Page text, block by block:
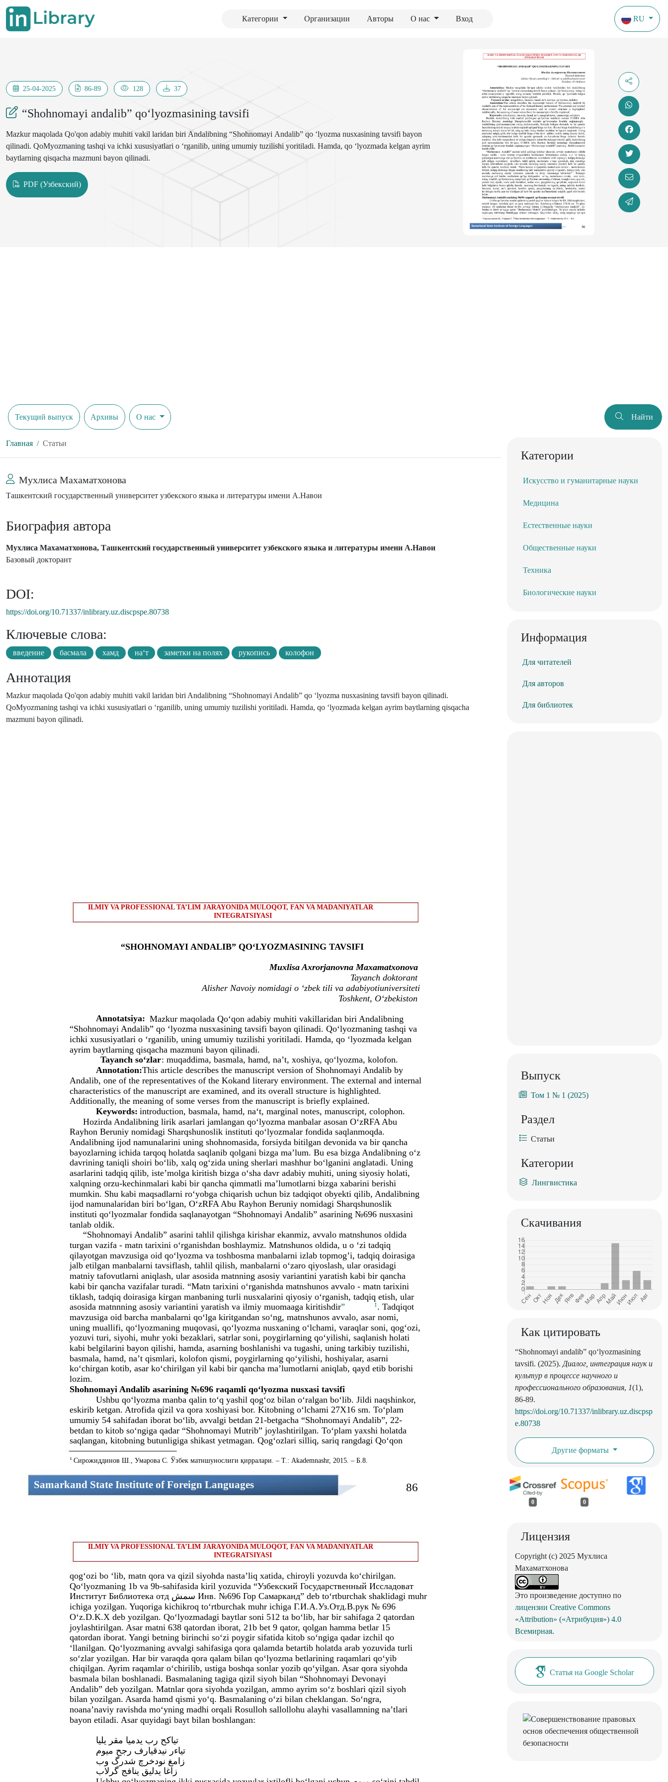
Категории Организации Авторы О нас Вход RU
25-04-2025 86-89 128 37
“Shohnomayi andalib” qo‘lyozmasining tavsifi
Mazkur maqolada Qo'qon adabiy muhiti vakil laridan biri Andalibning “Shohnomayi Andalib” qo ‘lyozma nusxasining tavsifi bayon
qilinadi. QoMyozmaning tashqi va ichki xususiyatlari о ‘rganilib, uning umumiy tuzilishi yoritiladi. Hamda, qo ‘lyozmada kelgan ayrim
baytlarning qisqacha mazmuni bayon qilinadi.
PDF (Узбекский)
Текущий выпуск Архивы О нас Найти
Главная Статьи
Мухлиса Махаматхонова
Ташкентский государственный университет узбекского языка и литературы имени А.Навои
Биография автора
Мухлиса Махаматхонова, Ташкентский государственный университет узбекского языка и литературы имени А.Навои
Базовый докторант
DOI:
https://doi.org/10.71337/inlibrary.uz.discpspe.80738
Ключевые слова:
введение басмала хамд на‘т заметки на полях рукопись колофон
Аннотация
Mazkur maqolada Qo'qon adabiy muhiti vakil laridan biri Andalibning “Shohnomayi Andalib” qo ‘lyozma nusxasining tavsifi bayon qilinadi.
QoMyozmaning tashqi va ichki xususiyatlari о ‘rganilib, uning umumiy tuzilishi yoritiladi. Hamda, qo ‘lyozmada kelgan ayrim baytlarning qisqacha
mazmuni bayon qilinadi.
ILMIY VA PROFESSIONAL TA’LIM JARAYONIDA MULOQOT, FAN VA MADANIYATLAR
INTEGRATSIYASI
86
Samarkand State Institute of Foreign Languages
“SHOHNOMAYI ANDALIB” QO‘LYOZMASINING TAVSIFI
Muxlisa Axrorjanovna Maxamatxonova
Tayanch doktorant
Alisher Navoiy nomidagi o ‘zbek tili va adabiyotiuniversiteti
Toshkent, O‘zbekiston
Annotatsiya: Mazkur maqolada Qo‘qon adabiy muhiti vakillaridan biri Andalibning
“Shohnomayi Andalib” qo ‘lyozma nusxasining tavsifi bayon qilinadi. Qo‘lyozmaning tashqi va
ichki xususiyatlari o ‘rganilib, uning umumiy tuzilishi yoritiladi. Hamda, qo ‘lyozmada kelgan
ayrim baytlarning qisqacha mazmuni bayon qilinadi.
Tayanch so‘zlar: muqaddima, basmala, hamd, na’t, xoshiya, qo‘lyozma, kolofon.
Annotation:This article describes the manuscript version of Shohnomayi Andalib by
Andalib, one of the representatives of the Kokand literary environment. The external and internal
characteristics of the manuscript are examined, and its overall structure is highlighted.
Additionally, the meaning of some verses from the manuscript is briefly explained.
Keywords: introduction, basmala, hamd, na‘t, marginal notes, manuscript, colophon.
Hozirda Andalibning lirik asarlari jamlangan qo‘lyozma manbalar asosan O‘zRFA Abu
Rayhon Beruniy nomidagi Sharqshunoslik instituti qo‘lyozmalar fondida saqlanmoqda.
Andalibning ijod namunalarini uning shohnomasida, forsiyda bitilgan devonida va bir qancha
bayozlarning ichida tarqoq holatda saqlanib qolgani bizga ma’lum. Bu esa bizga Andalibning o‘z
davrining taniqli shoiri bo‘lib, xalq og‘zida uning sherlari mashhur bo‘lganini anglatadi. Uning
asarlarini tadqiq qilib, iste’molga kiritish bizga o‘sha davr adabiy muhiti, uning siyosiy holati,
xalqning orzu-kechinmalari kabi bir qancha qimmatli ma’lumotlarni bizga xabarini berishi
mumkin. Shu kabi maqsadlarni ro‘yobga chiqarish uchun biz tadqiqot obyekti qilib, Andalibning
ijod namunalaridan biri bo‘lgan, O‘zRFA Abu Rayhon Beruniy nomidagi Sharqshunoslik
instituti qo‘lyozmalar fondida saqlanayotgan “Shohnomayi Andalib” asarining №696 nusxasini
tanlab oldik.
“Shohnomayi Andalib” asarini tahlil qilishga kirishar ekanmiz, avvalo matnshunos oldida
turgan vazifa - matn tarixini o‘rganishdan boshlaymiz. Matnshunos oldida, u o ‘zi tadqiq
qilayotgan mavzusiga oid qo‘lyozma va toshbosma manbalarni izlab topmog’i, tadqiq doirasiga
jalb etilgan manbalarni tavsiflash, tahlil qilish, manbalarni o‘zaro qiyoslash, ular orasidagi
matniy tafovutlarni aniqlash, ular asosida matnning asosiy variantini yaratish kabi bir qancha
kabi bir qancha vazifalar turadi. “Matn tarixini o‘rganishda matnshunos avvalo - matn tarixini
tiklash, tadqiq doirasiga kirgan manbaning turli nusxalarini qiyosiy o‘rganish, tadqiq etish, ular
asosida matnnning asosiy variantini yaratish va ilmiy muomaaga kiritishdir” 1. Tadqiqot
mavzusiga oid barcha manbalarni qo‘lga kiritgandan so‘ng, matnshunos avvalo, asar nomi,
uning muallifi, qo‘lyozmaning muqovasi, qo‘lyozma nusxaning o‘lchami, varaqlar soni, qog‘ozi,
yozuvi turi, siyohi, muhr yoki bezaklari, satrlar soni, poygirlarning qo‘yilishi, saqlanish holati
kabi belgilarini bayon qilishi, hamda, asarning boshlanishi va tugashi, uning tarkibiy tuzilishi,
basmala, hamd, na’t qismlari, kolofon qismi, poygirlarning qo‘yilishi, hoshiyalar, asarni
ko‘chirgan kotib, asar ko‘chirilgan yil kabi bir qancha ma’lumotlarni aniqlab, qayd etib borishi
lozim.
Shohnomayi Andalib asarining №696 raqamli qo‘lyozma nusxasi tavsifi
Ushbu qo‘lyozma manba qalin to‘q yashil qog‘oz bilan o‘ralgan bo‘lib. Jildi naqshinkor,
eskirib ketgan. Atrofida qizil va qora xoshiyasi bor. Kitobning o‘lchami 27Х16 sm. To‘plam
umumiy 54 sahifadan iborat bo‘lib, avvalgi betdan 21-betgacha “Shohnomayi Andalib”, 22-
betdan to kitob so‘ngiga qadar “Shohnomayi Mutrib” joylashtirilgan. To‘plam yaxshi holatda
saqlangan, kitobning butunligiga shikast yetmagan. Qog‘ozlari silliq, sariq rangdagi Qo‘qon
1 Сирожиддинов Ш., Умарова С. Ўзбек матншунослиги қирралари. – Т.: Akademnashr, 2015. – Б.8.
ILMIY VA PROFESSIONAL TA’LIM JARAYONIDA MULOQOT, FAN VA MADANIYATLAR
INTEGRATSIYASI
qog‘ozi bo ‘lib, matn qora va qizil siyohda nasta’liq xatida, chiroyli yozuvda ko‘chirilgan.
Qo‘lyozmaning 1b va 9b-sahifasida kiril yozuvida “Узбекский Государственный Иссладоват
Институт Библиотека отд سمش Инв. №696 Гор Самарканд” deb to‘rtburchak shaklidagi muhr
ichiga yozilgan. Yuqoriga kichikroq to‘rtburchak muhr ichiga Г.И.А.Уз.Отд.В.рук № 696
O‘z.D.K.X deb yozilgan. Qo‘lyozmadagi baytlar soni 512 ta bo‘lib, har bir sahifaga 2 qatordan
joylashtirilgan. Asar matni 638 qatordan iborat, 21b bet 9 qator, qolgan hamma betlar 15
qatordan iborat. Yangi betning birinchi so‘zi poygir sifatida kitob so‘ngiga qadar izchil qo
‘llanilgan. Qo‘lyozmaning avvalgi sahifasiga qora qalamda betartib holatda arab yozuvida turli
so‘zlar yozilgan. Har bir varaqda qora qalam bilan qo‘lyozma betlarining raqamlari qo‘yib
chiqilgan. Ayrim raqamlar o‘chirilib, ustiga boshqa sonlar yozib qo‘yilgan. Asar qora siyohda
basmala bilan boshlanadi. Basmalaning tagiga qizil siyoh bilan “Shohnomayi Devonayi
Andalib” deb yozilgan. Matnlar qora siyohda yozilgan, ammo ayrim so‘z boshlari qizil siyoh
bilan yozilgan. Asarda hamd qismi yo‘q. Basmalaning o‘zi bilan cheklangan. So‘ngra,
noana’naviy ravishda mo‘yning madhi orqali Rosulloh sallollohu alayhi vasallamning na’tlari
bayon etiladi. Asar quyidagi bayt bilan boshlangan:
تیاکح رب یدمیا مقر یلیا
تیاءر نیدقیارف رجح میوم
زامغ نودخرچ شدرگ وب
زاغا یدلیق ینافج گرلاب
Категории
Искусство и гуманитарные науки
Медицина
Естественные науки
Общественные науки
Техника
Биологические науки
Информация
Для читателей
Для авторов
Для библиотек
Выпуск
Том 1 № 1 (2025)
Раздел
Статьи
Категории
Лингвистика
Скачивания
Как цитировать
“Shohnomayi andalib” qo‘lyozmasining
tavsifi. (2025).Диалог, интеграция наук и
культур в процессе научного и
профессионального образования, 1(1),
86-89.
https://doi.org/10.71337/inlibrary.uz.discpsp
e.80738
Другие форматы
0 0
Лицензия
Copyright (c) 2025 Мухлиса
Махаматхонова
Это произведение доступно по
лицензии Creative Commons
«Attribution» («Атрибуция») 4.0
Всемирная.
Статья на Google Scholar